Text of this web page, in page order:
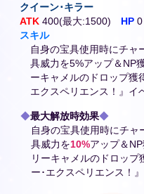
クイーン･キラー
ATK 400(最大:1500) HP 0
スキル
自身の宝具使用時にチャ
具威力を5%アップ＆NP
ーキャメルのドロップ獲
エクスペリエンス！』イ
◆最大解放時効果◆
自身の宝具使用時にチ
具威力を10%アップ＆
リーキャメルのドロップ
ー･エクスペリエンス！